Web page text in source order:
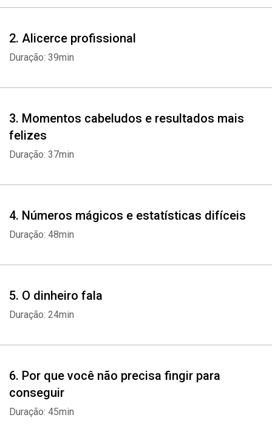
2. Alicerce profissional
Duração: 39min
3. Momentos cabeludos e resultados mais
felizes
Duração: 37min
4. Números mágicos e estatísticas difíceis
Duração: 48min
5. O dinheiro fala
Duração: 24min
6. Por que você não precisa fingir para
conseguir
Duração: 45min